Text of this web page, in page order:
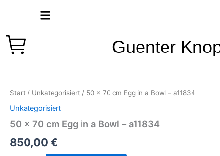
Guenter
Start / Unkategorisiert / 50 x 70 cm Egg in a Bowl – a11834
Unkategorisiert
50 x 70 cm Egg in a Bowl – a11834
850,00 €
cm
Egg
a
-
a11834